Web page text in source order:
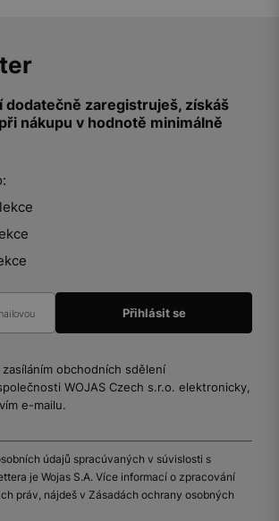
dodatečně zaregistruješ, získáš
nákupu v hodnotě minimálně
zasíláním obchodních sdělení
WOJAS Czech s.r.o. elektronicky,
e-mailu.
údajů spracúvaných v súvislosti s
je Wojas S.A. Více informací o zpracování
práv, nájdeš v Zásadách ochrany osobných